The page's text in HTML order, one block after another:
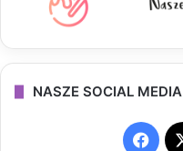
NASZE SOCIAL MEDIA
F